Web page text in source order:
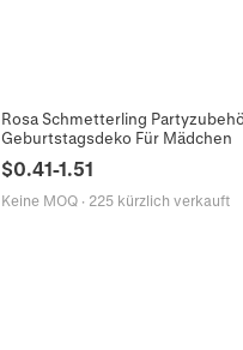
Rosa Schmetterling
Geburtstagsdeko Für Mädchen
$0.41-1.51
Keine MOQ · 225 kürzlich verkauft